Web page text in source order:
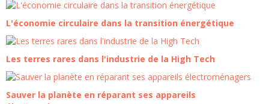
L'économie circulaire dans la transition énergétique
Les terres rares dans l'industrie de la High Tech
Sauver la planète en réparant ses appareils